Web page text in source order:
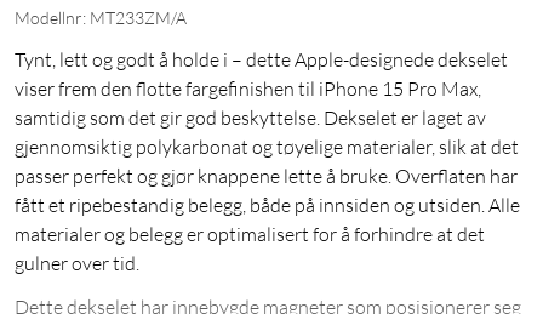
Modellnr: MT233ZM/A
Tynt, lett og godt å holde i – dette Apple-designede dekselet
viser frem den flotte fargefinishen til iPhone 15 Pro Max,
samtidig som det gir god beskyttelse. Dekselet er laget av
gjennomsiktig polykarbonat og tøyelige materialer, slik at det
passer perfekt og gjør knappene lette å bruke. Overflaten har
fått et ripebestandig belegg, både på innsiden og utsiden. Alle
materialer og belegg er optimalisert for å forhindre at det
gulner over tid.
Dette dekselet har innebygde magneter som posisjonerer seg